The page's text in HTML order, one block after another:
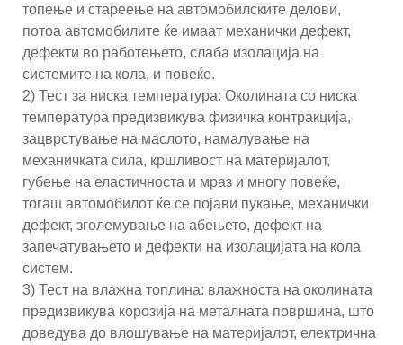
топење и стареење на автомобилските делови,
потоа автомобилите ќе имаат механички дефект,
дефекти во работењето, слаба изолација на
системите на кола, и повеќе.
2) Тест за ниска температура: Околината со ниска
температура предизвикува физичка контракција,
зацврстување на маслото, намалување на
механичката сила, кршливост на материјалот,
губење на еластичноста и мраз и многу повеќе,
тогаш автомобилот ќе се појави пукање, механички
дефект, зголемување на абењето, дефект на
запечатувањето и дефекти на изолацијата на кола
систем.
3) Тест на влажна топлина: влажноста на околината
предизвикува корозија на металната површина, што
доведува до влошување на материјалот, електрична